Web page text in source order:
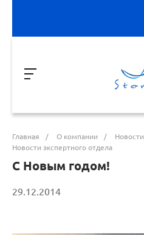
Главная / О компании / Новости
Новости экспертного отдела
С Новым годом!
29.12.2014